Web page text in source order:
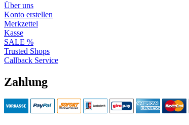
Über uns
Konto erstellen
Merkzettel
Kasse
SALE %
Trusted Shops
Callback Service
Zahlung